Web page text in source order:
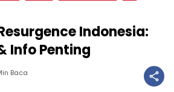
Indonesia:
Info Penting
Baca